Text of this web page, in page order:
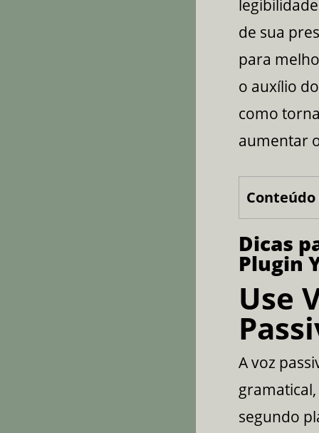
de sua
para
o auxílio do
como
aumentar
Dicas
Plugin
Use
A voz
segundo